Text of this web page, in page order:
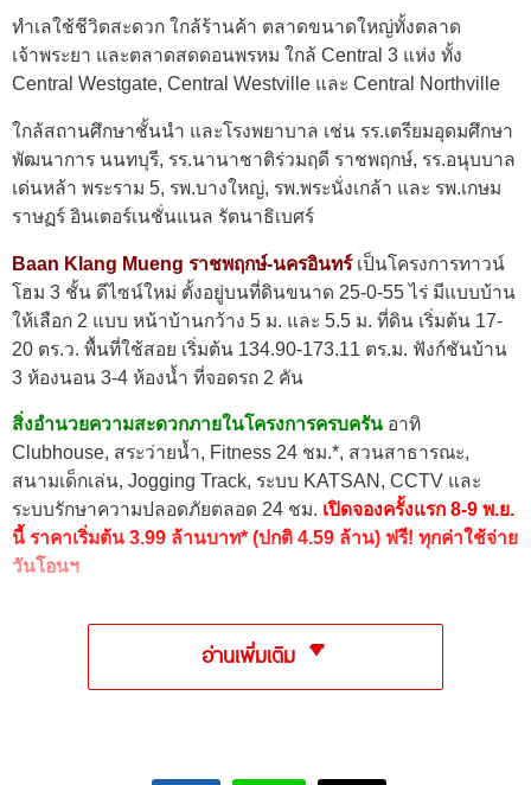
ทำเลใช้ชีวิตสะดวก ใกล้ร้านค้า ตลาดขนาดใหญ่ทั้งตลาด
เจ้าพระยา และตลาดสดดอนพรหม ใกล้ Central 3 แห่ง ทั้ง
Central Westgate, Central Westville และ Central Northville
ใกล้สถานศึกษาชั้นนำ และโรงพยาบาล เช่น รร.เตรียมอุดมศึกษา
พัฒนาการ นนทบุรี, รร.นานาชาติร่วมฤดี ราชพฤกษ์, รร.อนุบบาล
เด่นหล้า พระราม 5, รพ.บางใหญ่, รพ.พระนั่งเกล้า และ รพ.เกษม
ราษฏร์ อินเตอร์เนชั่นแนล รัตนาธิเบศร์
Baan Klang Mueng ราชพฤกษ์-นครอินทร์ เป็นโครงการทาวน์
โฮม 3 ชั้น ดีไซน์ใหม่ ตั้งอยู่บนที่ดินขนาด 25-0-55 ไร่ มีแบบบ้าน
ให้เลือก 2 แบบ หน้าบ้านกว้าง 5 ม. และ 5.5 ม. ที่ดิน เริ่มต้น 17-
20 ตร.ว. พื้นที่ใช้สอย เริ่มต้น 134.90-173.11 ตร.ม. ฟังก์ชันบ้าน
3 ห้องนอน 3-4 ห้องน้ำ ที่จอดรถ 2 คัน
สิ่งอำนวยความสะดวกภายในโครงการครบครัน อาทิ
Clubhouse, สระว่ายน้ำ, Fitness 24 ชม.*, สวนสาธารณะ,
สนามเด็กเล่น, Jogging Track, ระบบ KATSAN, CCTV และ
ระบบรักษาความปลอดภัยตลอด 24 ชม. เปิดจองครั้งแรก 8-9 พ.ย.
นี้ ราคาเริ่มต้น 3.99 ล้านบาท* (ปกติ 4.59 ล้าน) ฟรี! ทุกค่าใช้จ่าย
วันโอนฯ
อ่านเพิ่มเติม